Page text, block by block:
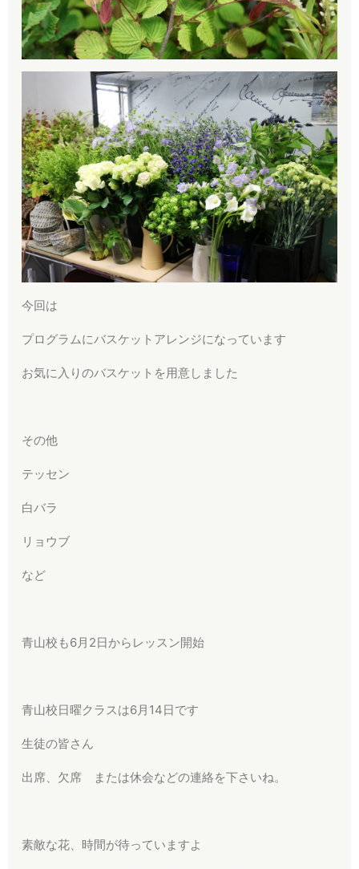
今回は
プログラムにバスケットアレンジになっています
お気に入りのバスケットを用意しました
その他
テッセン
白バラ
リョウブ
など
青山校も6月2日からレッスン開始
青山校日曜クラスは6月14日です
生徒の皆さん
出席、欠席 または休会などの連絡を下さいね。
素敵な花、時間が待っていますよ